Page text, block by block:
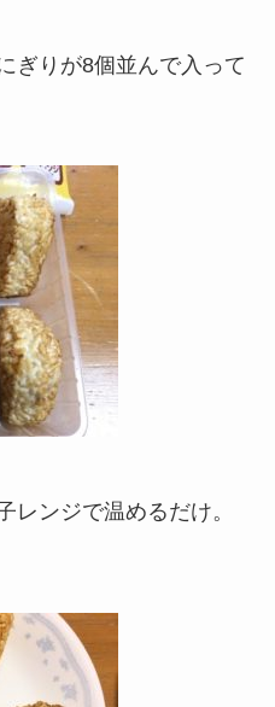
ぎりが8個並んで入って
レンジで温めるだけ。